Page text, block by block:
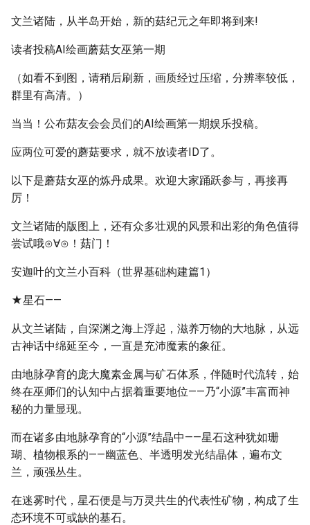
文兰诸陆，从半岛开始，新的菇纪元之年即将到来!
读者投稿AI绘画蘑菇女巫第一期
（如看不到图，请稍后刷新，画质经过压缩，分辨率较低，
群里有高清。）
当当！公布菇友会会员们的AI绘画第一期娱乐投稿。
应两位可爱的蘑菇要求，就不放读者ID了。
以下是蘑菇女巫的炼丹成果。欢迎大家踊跃参与，再接再
厉！
文兰诸陆的版图上，还有众多壮观的风景和出彩的角色值得
尝试哦⊙∀⊙！菇门！
安迦叶的文兰小百科（世界基础构建篇1）
★星石——
从文兰诸陆，自深渊之海上浮起，滋养万物的大地脉，从远
古神话中绵延至今，一直是充沛魔素的象征。
由地脉孕育的庞大魔素金属与矿石体系，伴随时代流转，始
终在巫师们的认知中占据着重要地位——乃“小源”丰富而神
秘的力量显现。
而在诸多由地脉孕育的“小源”结晶中——星石这种犹如珊
瑚、植物根系的——幽蓝色、半透明发光结晶体，遍布文
兰，顽强丛生。
在迷雾时代，星石便是与万灵共生的代表性矿物，构成了生
态环境不可或缺的基石。